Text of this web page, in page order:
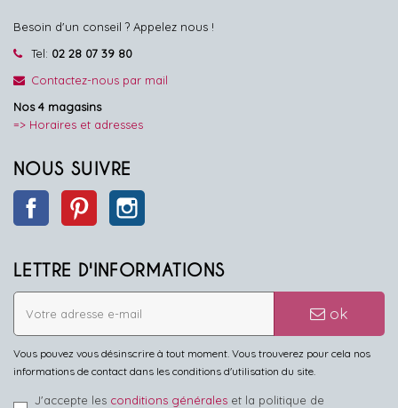
Besoin d'un conseil ? Appelez nous !
Tel: 02 28 07 39 80
Contactez-nous par mail
Nos 4 magasins
=> Horaires et adresses
NOUS SUIVRE
Facebook Pinterest
LETTRE D'INFORMATIONS
ok
Vous pouvez vous désinscrire à tout moment. Vous trouverez pour cela nos
informations de contact dans les conditions d'utilisation du site.
J'accepte les conditions générales et la politique de